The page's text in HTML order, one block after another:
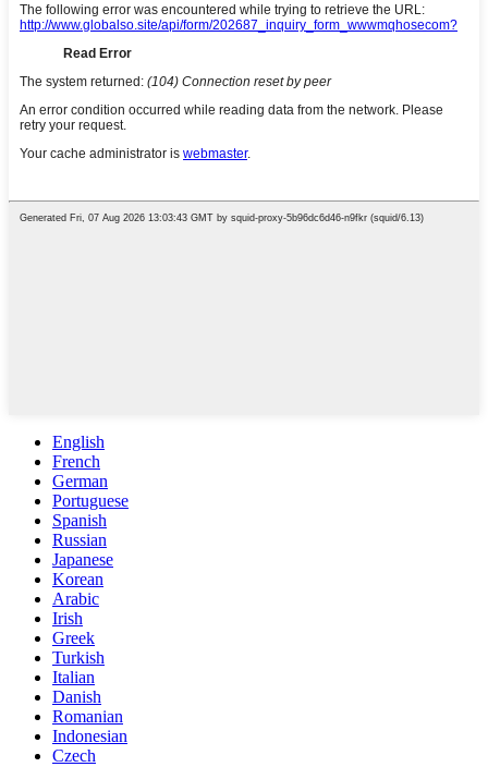
English
French
German
Portuguese
Spanish
Russian
Japanese
Korean
Arabic
Irish
Greek
Turkish
Italian
Danish
Romanian
Indonesian
Czech